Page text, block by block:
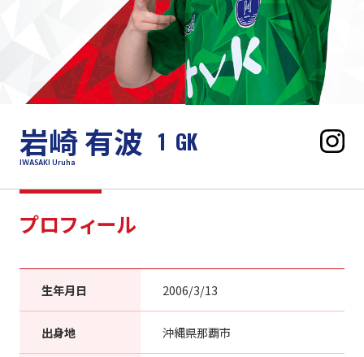
岩崎 有波
IWASAKI Uruha
1 GK
プロフィール
生年月日 2006/3/13
出身地 沖縄県那覇市